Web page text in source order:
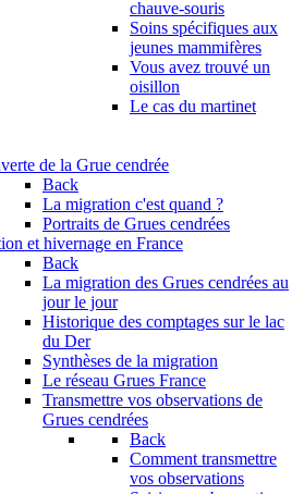
chauve-souris
Soins spécifiques aux
jeunes mammifères
Vous avez trouvé un
oisillon
Le cas du martinet
de la Grue cendrée
Back
La migration c'est quand ?
Portraits de Grues cendrées
et hivernage en France
Back
La migration des Grues cendrées au
jour le jour
Historique des comptages sur le lac
du Der
Synthèses de la migration
Le réseau Grues France
Transmettre vos observations de
Grues cendrées
Back
Comment transmettre
vos observations